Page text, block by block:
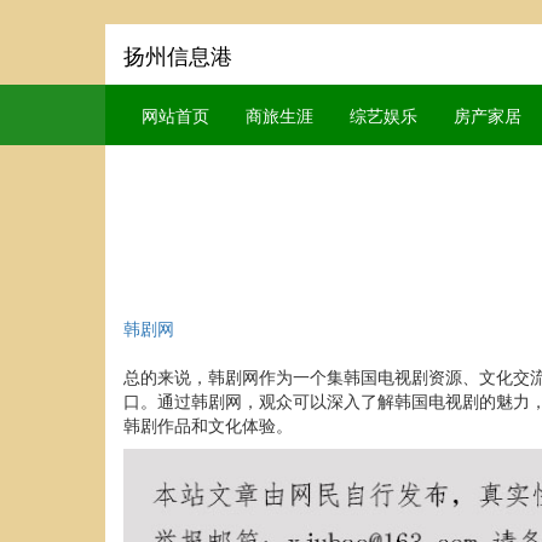
扬州信息港
网站首页 商旅生涯 综艺娱乐 房产家居
韩剧网
总的来说，韩剧网作为一个集韩国电视剧资源、文化
口。通过韩剧网，观众可以深入了解韩国电视剧的魅
韩剧作品和文化体验。